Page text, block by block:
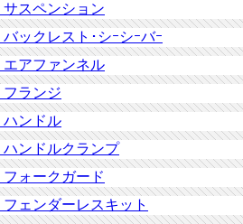
サスペンション
バックレスト･シｰシｰバｰ
エアファンネル
フランジ
ハンドル
ハンドルクランプ
フォークガード
フェンダーレスキット